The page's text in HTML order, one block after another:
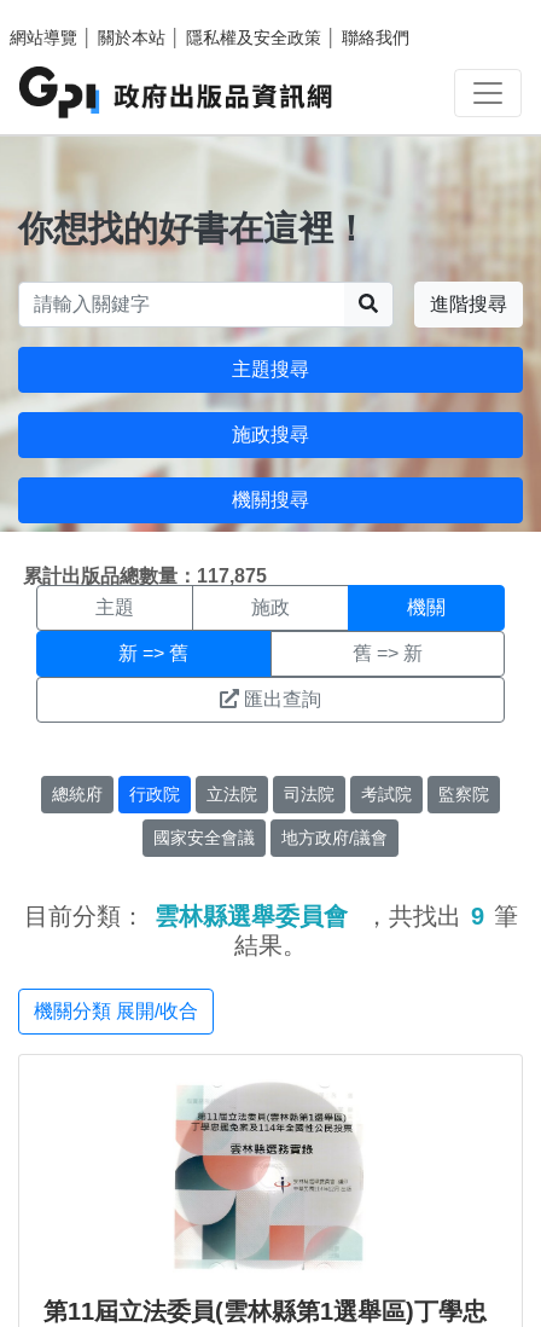
網站導覽
關於本站 隱私權及安全政策 聯絡我們
你想找的好書在這裡！
進階搜尋
主題搜尋
施政搜尋
機關搜尋
累計出版品總數量：117,875
機關搜尋結果頁面
主題 施政 機關
新 => 舊 舊 => 新
匯出查詢
總統府 行政院 立法院 司法院 考試院 監察院
國家安全會議 地方政府/議會
目前分類： 雲林縣選舉委員會 ，共找出 9 筆
結果。
機關分類 展開/收合
第11屆立法委員(雲林縣第1選舉區)丁學忠